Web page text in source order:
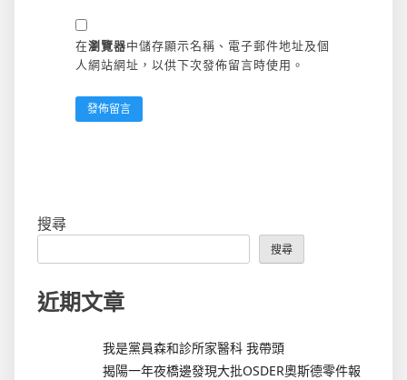
在瀏覽器中儲存顯示名稱、電子郵件地址及個
人網站網址，以供下次發佈留言時使用。
搜尋
搜尋
近期文章
我是黨員森和診所家醫科 我帶頭
揭陽一年夜橋邊發現大批OSDER奧斯德零件報